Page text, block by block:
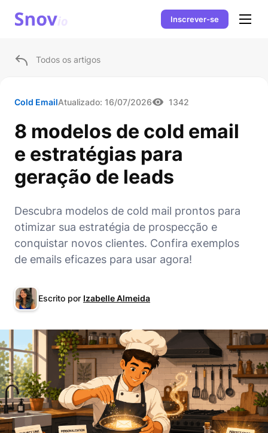
Inscrever-se
Todos os artigos
Cold EmailAtualizado: 16/07/2026 1342
8 modelos de cold email
e estratégias para
geração de leads
Descubra modelos de cold mail prontos para
otimizar sua estratégia de prospecção e
conquistar novos clientes. Confira exemplos
de emails eficazes para usar agora!
Escrito por Izabelle Almeida